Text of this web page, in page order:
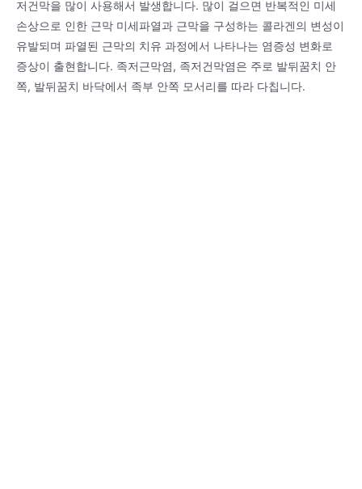
저건막을 많이 사용해서 발생합니다. 많이 걸으면 반복적인 미세
손상으로 인한 근막 미세파열과 근막을 구성하는 콜라겐의 변성이
유발되며 파열된 근막의 치유 과정에서 나타나는 염증성 변화로
증상이 출현합니다. 족저근막염, 족저건막염은 주로 발뒤꿈치 안
쪽, 발뒤꿈치 바닥에서 족부 안쪽 모서리를 따라 다칩니다.